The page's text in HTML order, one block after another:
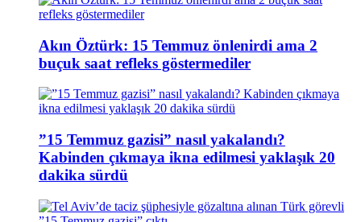
Akın Öztürk: 15 Temmuz önlenirdi ama 2
buçuk saat refleks göstermediler
”15 Temmuz gazisi” nasıl yakalandı?
Kabinden çıkmaya ikna edilmesi yaklaşık 20
dakika sürdü